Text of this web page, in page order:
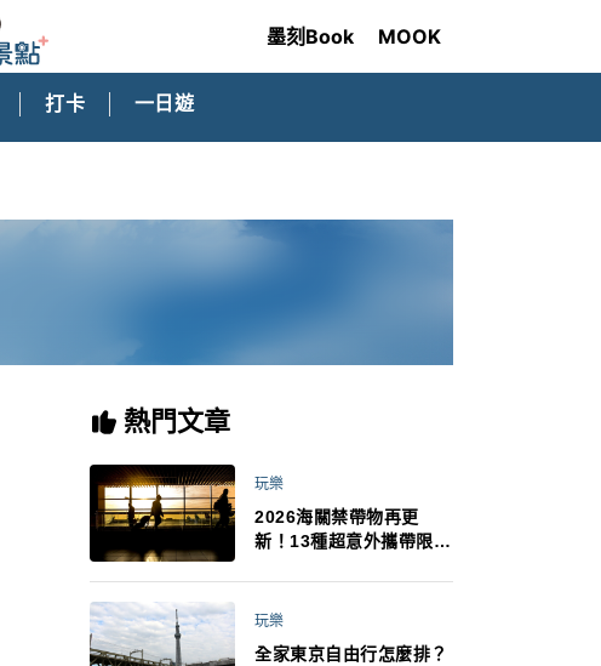
墨刻Book MOOK
打卡 一日遊
熱門文章
玩樂
2026海關禁帶物再更
新！13種超意外攜帶限
最高還罰百萬！注意事項
玩樂
全家東京自由行怎麼排？